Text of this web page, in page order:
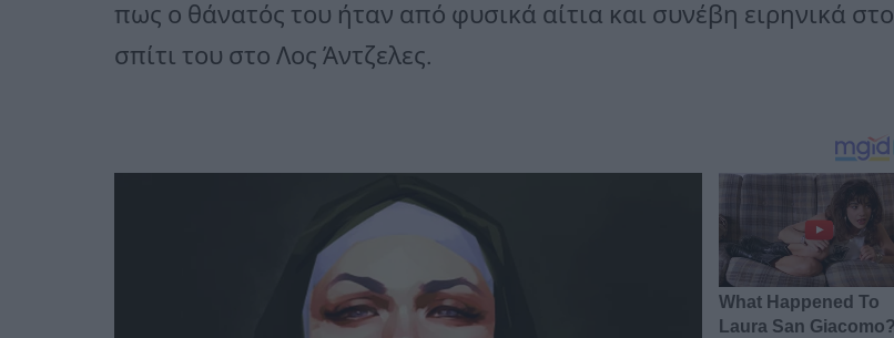
πως ο θάνατός του ήταν από φυσικά αίτια και συνέβη ειρηνικά στο
σπίτι του στο Λος Άντζελες.